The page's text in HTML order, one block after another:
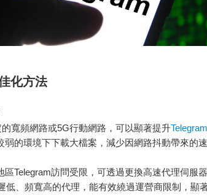
化方法
寬頻網路或5G行動網路，可以顯著提升
的環境下下載大檔案，減少因網路抖動帶來的
區Telegram訪問受限，可透過更換高速代理伺服
低、頻寬高的代理，能有效繞過運營商限制，顯